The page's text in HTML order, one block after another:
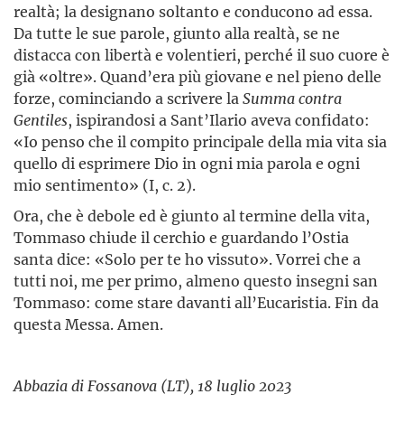
realtà; la designano soltanto e conducono ad essa.
Da tutte le sue parole, giunto alla realtà, se ne
distacca con libertà e volentieri, perché il suo cuore è
già «oltre». Quand’era più giovane e nel pieno delle
forze, cominciando a scrivere la Summa contra
Gentiles, ispirandosi a Sant’Ilario aveva confidato:
«Io penso che il compito principale della mia vita sia
quello di esprimere Dio in ogni mia parola e ogni
mio sentimento» (I, c. 2).
Ora, che è debole ed è giunto al termine della vita,
Tommaso chiude il cerchio e guardando l’Ostia
santa dice: «Solo per te ho vissuto». Vorrei che a
tutti noi, me per primo, almeno questo insegni san
Tommaso: come stare davanti all’Eucaristia. Fin da
questa Messa. Amen.
Abbazia di Fossanova (LT), 18 luglio 2023